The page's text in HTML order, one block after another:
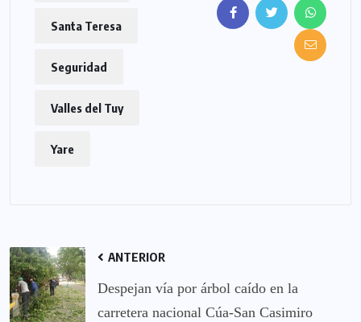
Santa Teresa
Seguridad
Valles del Tuy
Yare
ANTERIOR
Despejan vía por árbol caído en la
carretera nacional Cúa-San Casimiro